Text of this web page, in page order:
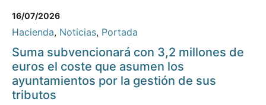
16/07/2026
Hacienda, Noticias, Portada
Suma subvencionará con 3,2 millones de
euros el coste que asumen los
ayuntamientos por la gestión de sus
tributos